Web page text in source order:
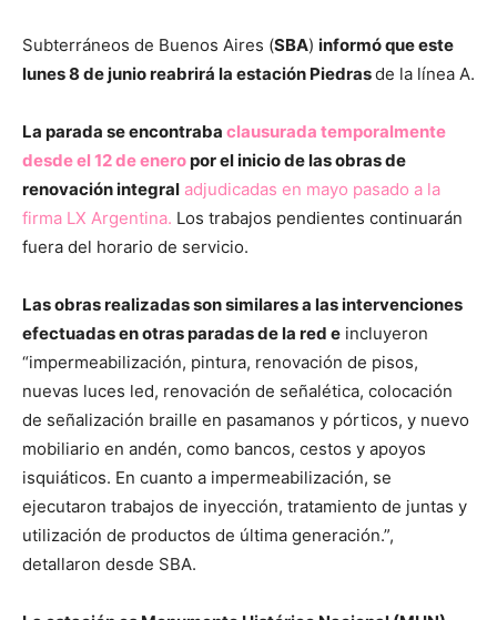
Subterráneos de Buenos Aires (SBA) informó que este
lunes 8 de junio reabrirá la estación Piedrasde la línea A.
La parada se encontraba clausurada temporalmente
desde el 12 de eneropor el inicio de las obras de
renovación integral adjudicadas en mayo pasado a la
firma LX Argentina. Los trabajos pendientes continuarán
fuera del horario de servicio.
Las obras realizadas son similares a las intervenciones
efectuadas en otras paradas de la red e incluyeron
“impermeabilización, pintura, renovación de pisos,
nuevas luces led, renovación de señalética, colocación
de señalización braille en pasamanos y pórticos, y nuevo
mobiliario en andén, como bancos, cestos y apoyos
isquiáticos. En cuanto a impermeabilización, se
ejecutaron trabajos de inyección, tratamiento de juntas y
utilización de productos de última generación.”,
detallaron desde SBA.